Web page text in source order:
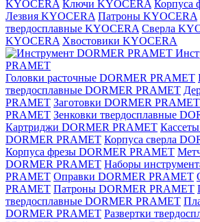
KYOCERA Ключи KYOCERA Корпуса
Лезвия KYOCERA Патроны KYOCERA
твердосплавные KYOCERA Сверла
KYOCERA Хвостовики KYOCERA
PRAMET
Головки расточные DORMER PRAMET
твердосплавные DORMER PRAMET
PRAMET Заготовки DORMER PRAMET
PRAMET Зенковки твердосплавные
Картриджи DORMER PRAMET
DORMER PRAMET Корпуса сверла
Корпуса фрезы DORMER PRAMET
DORMER PRAMET Наборы
PRAMET Оправки DORMER PRAMET
PRAMET Патроны DORMER PRAMET
твердосплавные DORMER PRAMET
DORMER PRAMET Развертки